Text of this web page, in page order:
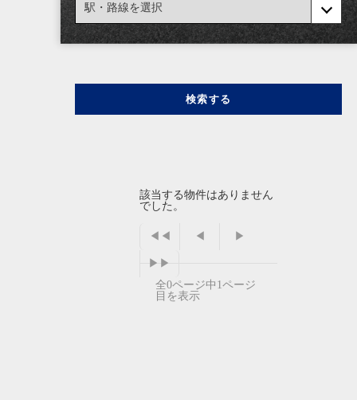
検索する
該当する物件はありません
でした。
◀◀ ◀ ▶
▶▶
全0ページ中1ページ
目を表示